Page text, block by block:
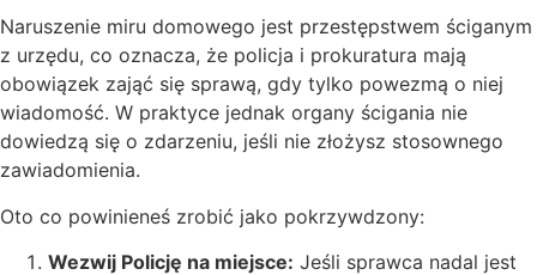
Naruszenie miru domowego jest przestępstwem ściganym
z urzędu, co oznacza, że policja i prokuratura mają
obowiązek zająć się sprawą, gdy tylko powezmą o niej
wiadomość. W praktyce jednak organy ścigania nie
dowiedzą się o zdarzeniu, jeśli nie złożysz stosownego
zawiadomienia.
Oto co powinieneś zrobić jako pokrzywdzony:
Wezwij Policję na miejsce: Jeśli sprawca nadal jest